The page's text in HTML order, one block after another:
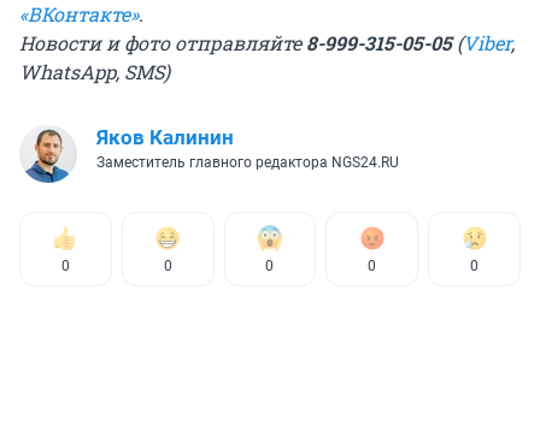
«ВКонтакте».
Новости и фото отправляйте8-999-315-05-05(Viber,
WhatsApp, SMS)
Яков Калинин
Заместитель главного редактора NGS24.RU
0 0 0 0 0